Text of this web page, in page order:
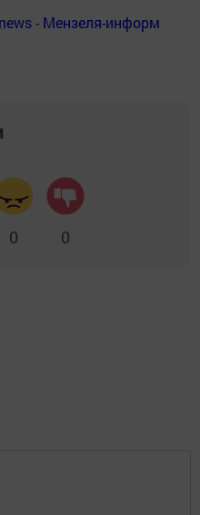
- Мензеля-информ
0 0